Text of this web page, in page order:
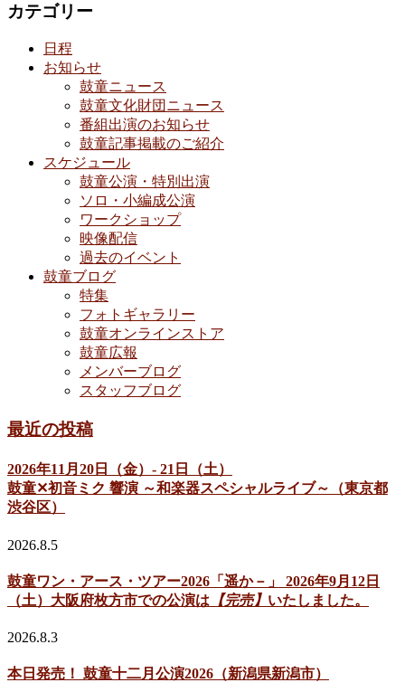
カテゴリー
日程
お知らせ
鼓童ニュース
鼓童文化財団ニュース
番組出演のお知らせ
鼓童記事掲載のご紹介
スケジュール
鼓童公演・特別出演
ソロ・小編成公演
ワークショップ
映像配信
過去のイベント
鼓童ブログ
特集
フォトギャラリー
鼓童オンラインストア
鼓童広報
メンバーブログ
スタッフブログ
最近の投稿
2026年11月20日（金）- 21日（土）
鼓童✕初音ミク 響演 ～和楽器スペシャルライブ～（東京都
渋谷区）
2026.8.5
鼓童ワン・アース・ツアー2026「遥か－」 2026年9月12日
（土）大阪府枚方市での公演は 【完売】 いたしました。
2026.8.3
本日発売！ 鼓童十二月公演2026（新潟県新潟市）